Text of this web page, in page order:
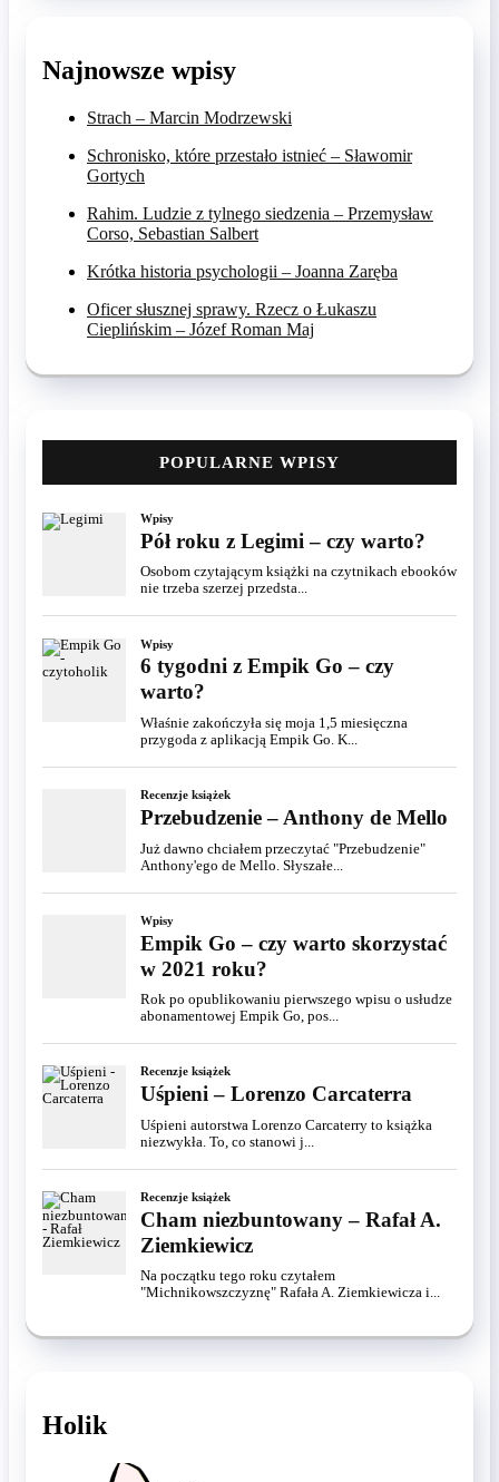
Najnowsze wpisy
Strach – Marcin Modrzewski
Schronisko, które przestało istnieć – Sławomir
Gortych
Rahim. Ludzie z tylnego siedzenia – Przemysław
Corso, Sebastian Salbert
Krótka historia psychologii – Joanna Zaręba
Oficer słusznej sprawy. Rzecz o Łukaszu
Cieplińskim – Józef Roman Maj
POPULARNE WPISY
Wpisy
Pół roku z Legimi – czy warto?
Osobom czytającym książki na czytnikach ebooków
nie trzeba szerzej przedsta...
Wpisy
6 tygodni z Empik Go – czy
warto?
Właśnie zakończyła się moja 1,5 miesięczna
przygoda z aplikacją Empik Go. K...
Recenzje książek
Przebudzenie – Anthony de Mello
Już dawno chciałem przeczytać "Przebudzenie"
Anthony'ego de Mello. Słyszałe...
Wpisy
Empik Go – czy warto skorzystać
w 2021 roku?
Rok po opublikowaniu pierwszego wpisu o usłudze
abonamentowej Empik Go, pos...
Recenzje książek
Uśpieni – Lorenzo Carcaterra
Uśpieni autorstwa Lorenzo Carcaterry to książka
niezwykła. To, co stanowi j...
Recenzje książek
Cham niezbuntowany – Rafał A.
Ziemkiewicz
Na początku tego roku czytałem
"Michnikowszczyznę" Rafała A. Ziemkiewicza i...
Holik